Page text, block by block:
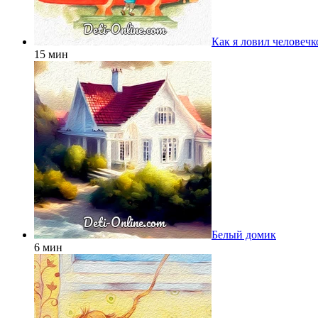
Как я ловил
15 мин
Белый домик
6 мин